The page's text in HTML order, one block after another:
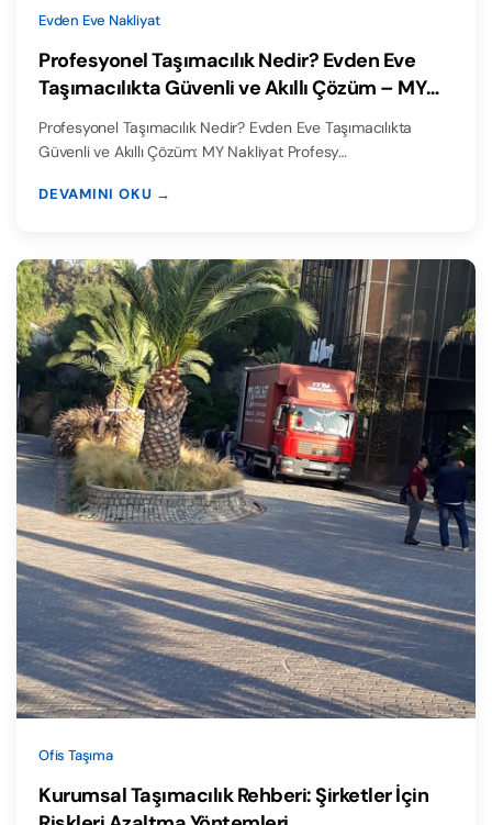
Evden Eve Nakliyat
Profesyonel Taşımacılık Nedir? Evden Eve
Taşımacılıkta Güvenli ve Akıllı Çözüm – MY
Profesyonel Taşımacılık Nedir? Evden Eve Taşımacılıkta
Güvenli ve Akıllı Çözüm: MY Nakliyat Profesy…
DEVAMINI OKU →
Ofis Taşıma
Kurumsal Taşımacılık Rehberi: Şirketler İçin